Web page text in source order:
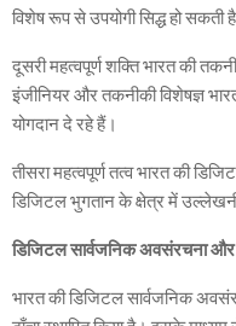
विशेष रूप से उपयोगी सिद्ध हो सकती
दूसरी महत्वपूर्ण शक्ति भारत की
इंजीनियर और तकनीकी विशेषज्ञ
योगदान दे रहे हैं।
तीसरा महत्वपूर्ण तत्व भारत की
डिजिटल भुगतान के क्षेत्र में
डिजिटल सार्वजनिक अवसंरचना
भारत की डिजिटल सार्वजनिक